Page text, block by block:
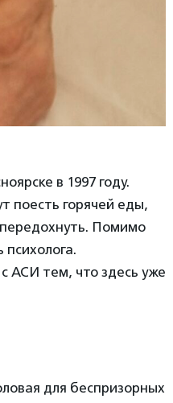
в 1997 году.
поесть горячей еды,
Помимо
АСИ тем, что здесь уже
для беспризорных